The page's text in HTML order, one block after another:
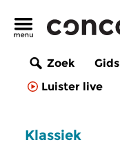
Zoek Gids
Luister live
Klassiek